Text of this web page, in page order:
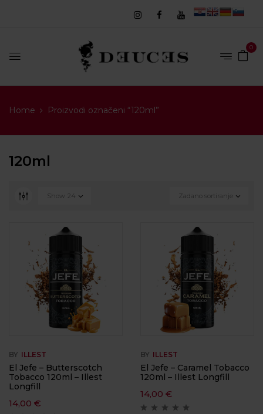
0
Home Proizvodi označeni “120ml”
120ml
Zadano sortiranje
Show 24
BY ILLEST
El Jefe – Butterscotch
Tobacco 120ml – Illest
Longfill
14,00 €
BY ILLEST
El Jefe – Caramel Tobacco
120ml – Illest Longfill
14,00 €